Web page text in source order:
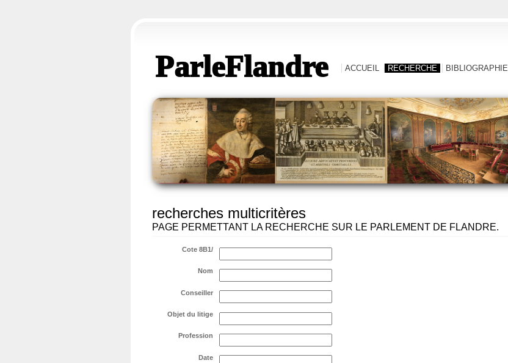
ParleFlandre ACCUEIL RECHERCHE BIBLIOGRAPHIE
recherches multicritères
PAGE PERMETTANT LA RECHERCHE SUR LE PARLEMENT DE FLANDRE.
Cote 8B1/
Nom
Conseiller
Objet du litige
Profession
Date